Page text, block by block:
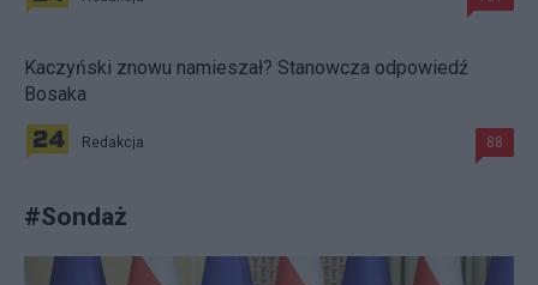
Kaczyński znowu namieszał? Stanowcza odpowiedź
Bosaka
Redakcja 88
#Sondaż